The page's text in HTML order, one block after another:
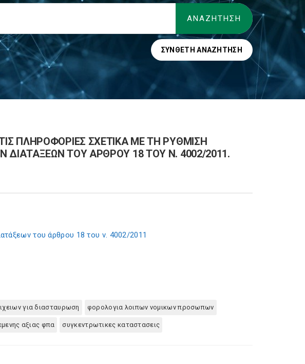
ΣΎΝΘΕΤΗ ΑΝΑΖΉΤΗΣΗ
ΠΛΗΡΟΦΟΡΙΕΣ ΣΧΕΤΙΚΑ ΜΕ ΤΗ ΡΥΘΜΙΣΗ
ΤΟΥ ΑΡΘΡΟΥ 18 ΤΟΥ Ν. 4002/2011.
του άρθρου 18 του ν. 4002/2011
για διασταυρωση φορολογια λοιπων νομικων προσωπων
αξιας φπα συγκεντρωτικες καταστασεις